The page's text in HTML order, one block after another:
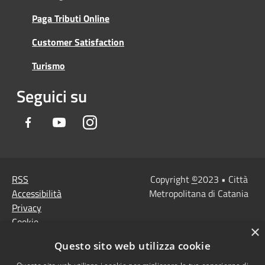
Paga Tributi Online
Customer Satisfaction
Turismo
Seguici su
Facebook YoutubeInstagram
RSS
Accessibilità
Privacy
Cookie
Note Legali
Copyright ©2023 • Città
Metropolitana di Catania
×
Questo sito web utilizza cookie